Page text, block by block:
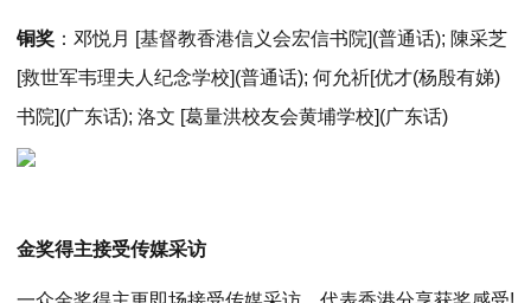
铜奖 ：邓悦月 [基督教香港信义会宏信书院](普通话); 陳采芝
[救世军韦理夫人纪念学校](普通话); 何允祈[优才(杨殷有娣)
书院](广东话); 洛文 [葛量洪校友会黄埔学校](广东话)
金奖得主接受传媒采访